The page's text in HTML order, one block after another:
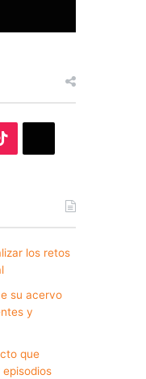
los retos
su acervo
y
que